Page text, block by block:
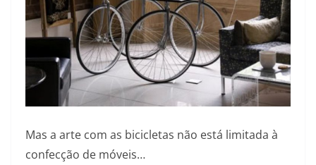
Mas a arte com as bicicletas não está limitada à
confecção de móveis…